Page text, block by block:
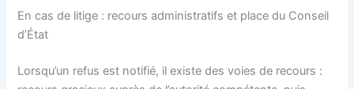
En cas de litige : recours administratifs et place du Conseil
d’État
Lorsqu’un refus est notifié, il existe des voies de recours :